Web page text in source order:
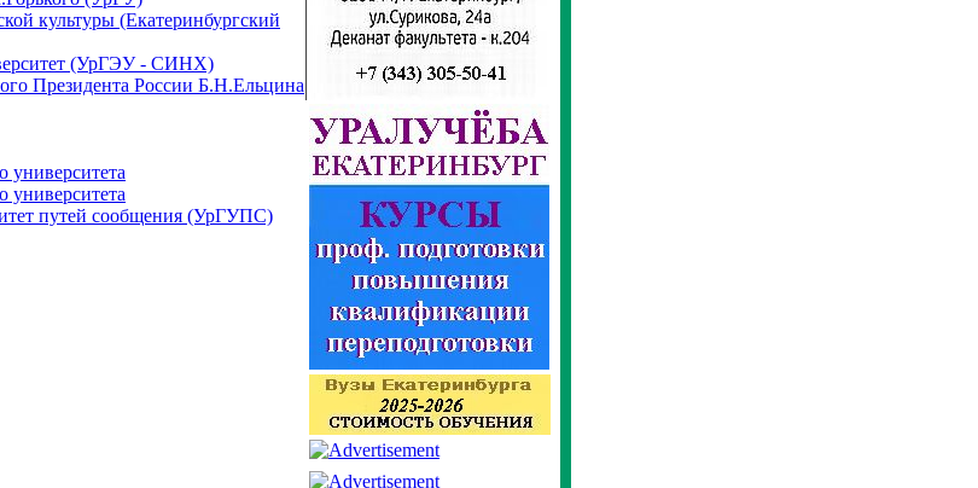
культуры (Екатеринбургский
(УрГЭУ - СИНХ)
Президента России Б.Н.Ельцина
университета
университета
путей сообщения (УрГУПС)